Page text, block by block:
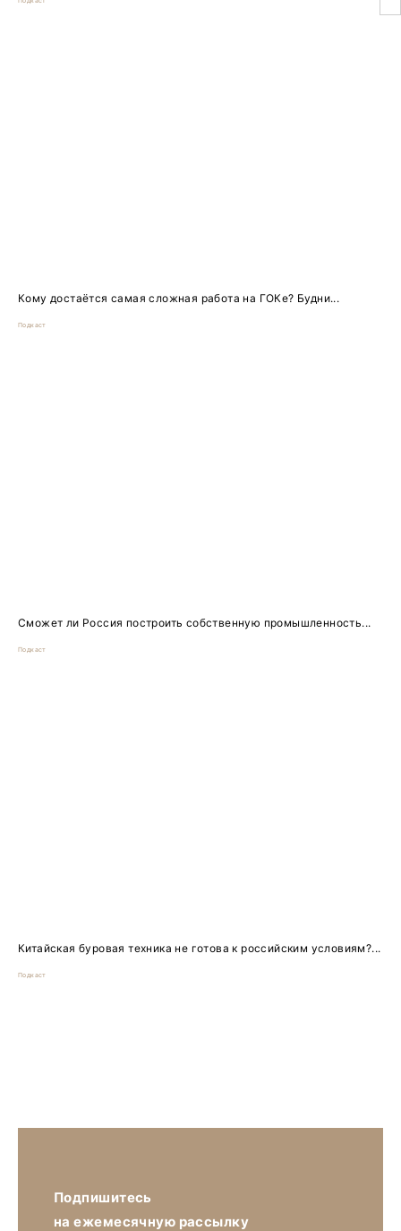
Кому достаётся самая сложная работа на ГОКе? Будни...
Подкаст
Сможет ли Россия построить собственную промышленность...
Подкаст
Китайская буровая техника не готова к российским условиям?...
Подкаст
Подпишитесь
на ежемесячную рассылку